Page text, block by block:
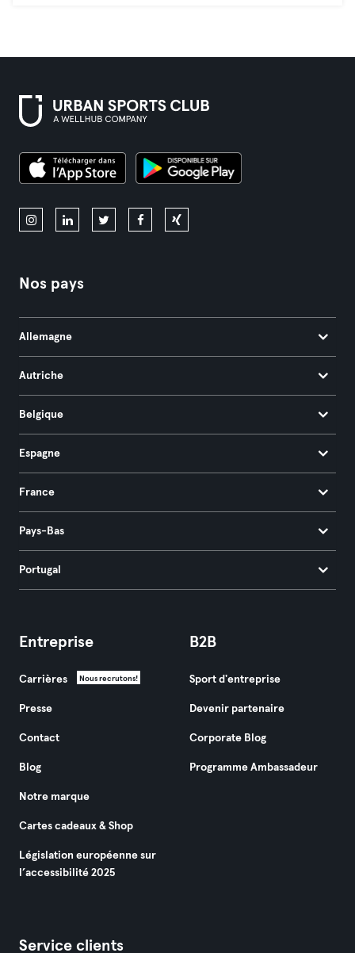
Nos pays
Allemagne
Autriche
Belgique
Espagne
France
Pays-Bas
Portugal
Entreprise
Carrières Nous recrutons!
Presse
Contact
Blog
Notre marque
Cartes cadeaux & Shop
Législation européenne sur
l’accessibilité 2025
B2B
Sport d'entreprise
Devenir partenaire
Corporate Blog
Programme Ambassadeur
Service clients